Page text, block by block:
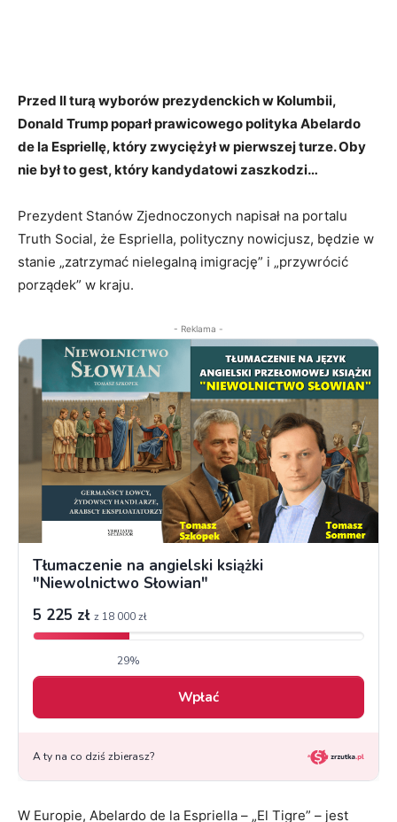
Przed II turą wyborów prezydenckich w Kolumbii,
Donald Trump poparł prawicowego polityka Abelardo
de la Espriellę, który zwyciężył w pierwszej turze. Oby
nie był to gest, który kandydatowi zaszkodzi…
Prezydent Stanów Zjednoczonych napisał na portalu
Truth Social, że Espriella, polityczny nowicjusz, będzie w
stanie „zatrzymać nielegalną imigrację” i „przywrócić
porządek” w kraju.
- Reklama -
W Europie, Abelardo de la Espriella – „El Tigre” – jest